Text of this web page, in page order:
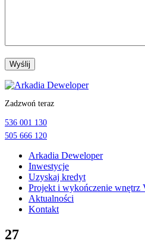
Przejdź
treści
Zadzwoń teraz
536 001 130
505 666 120
Arkadia Deweloper
Inwestycje
Uzyskaj kredyt
Projekt i wykończenie
Aktualności
Kontakt
27